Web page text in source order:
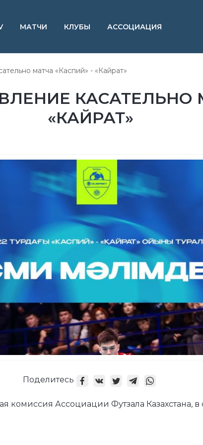
МАТЧИ КЛУБЫ АССОЦИАЦИЯ
матча «Каспий» - «Кайрат»
КАСАТЕЛЬНО
«КАЙРАТ»
Поделитесь
комиссия Ассоциации Футзала Казахстана, в